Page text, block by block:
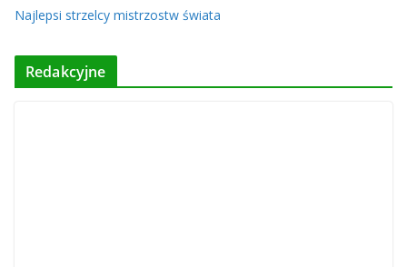
Najlepsi strzelcy mistrzostw świata
Redakcyjne